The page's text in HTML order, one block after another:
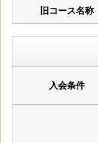
旧コース名称
入会条件